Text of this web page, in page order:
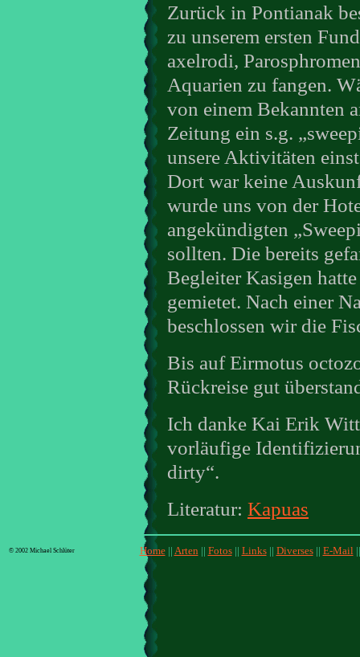
Zurück in Pontianak
zu unserem ersten
axelrodi,
Aquarien zu fangen.
von einem Bekannten
Zeitung ein s.g.
unsere Aktivitäten
Dort war keine
wurde uns von der
angekündigten
sollten. Die bereits
Begleiter Kasigen
gemietet. Nach einer
beschlossen wir die
Bis auf Eirmotus
Rückreise gut
Ich danke Kai Erik
vorläufige
dirty“.
Literatur: Kapuas
© 2002 Michael Schlüter Home|| Arten|| Fotos|| Links|| Diverses|| E-Mail